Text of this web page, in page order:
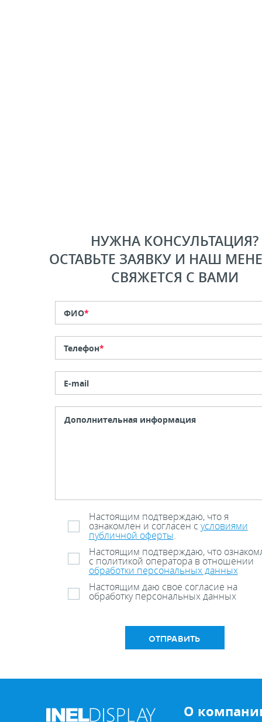
НУЖНА КОНСУЛЬТАЦИЯ?
ОСТАВЬТЕ ЗАЯВКУ И НАШ
СВЯЖЕТСЯ С ВАМИ
ФИО*
Телефон*
E-mail
Настоящим подтверждаю, что я
ознакомлен и согласен с условиями
публичной оферты.
Настоящим подтверждаю, что
с политикой оператора в отношении
обработки персональных данных
Настоящим даю свое согласие на
обработку персональных данных
ОТПРАВИТЬ
О